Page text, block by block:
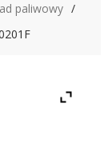
paliwowy